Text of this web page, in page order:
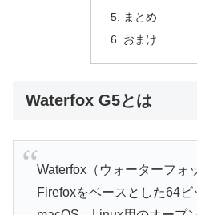
まとめ
おまけ
Waterfox G5とは
Waterfox（ウォーターフォ
Firefoxをベースとした64ビ